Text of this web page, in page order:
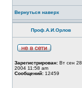
Вернуться наверх
Проф.А.И.Орлов
Зарегистрирован: Вт сен 28,
2004 11:58 am
Сообщений: 12459